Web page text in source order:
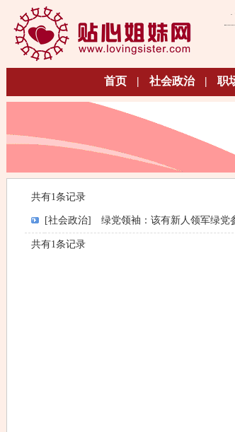
·
首页 | 社会政治 | 职
共有1条记录
[社会政治] 绿党领袖：该有新人领军绿党
共有1条记录